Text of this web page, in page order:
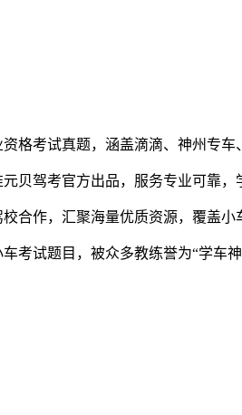
格考试真题，涵盖滴滴、神州专
贝驾考官方出品，服务专业可靠
合作，汇聚海量优质资源，覆盖
考试题目，被众多教练誉为“学车